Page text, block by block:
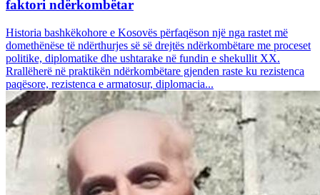
faktori ndërkombëtar
Historia bashkëkohore e Kosovës përfaqëson një nga rastet më
domethënëse të ndërthurjes së së drejtës ndërkombëtare me proceset
politike, diplomatike dhe ushtarake në fundin e shekullit XX.
Rrallëherë në praktikën ndërkombëtare gjenden raste ku rezistenca
paqësore, rezistenca e armatosur, diplomacia...